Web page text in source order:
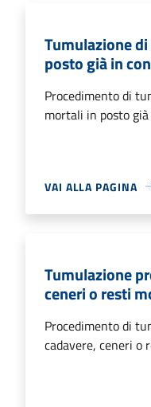
Tumulazione
posto già in
Procedimento di
mortali in posto
VAI ALLA PAGINA
Tumulazione
ceneri o resti
Procedimento di
cadavere, ceneri o